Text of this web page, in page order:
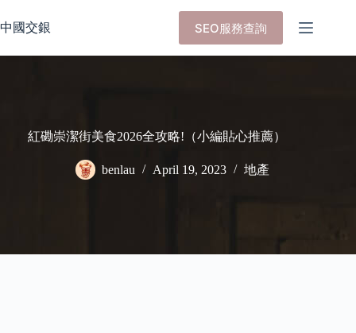
to
content
中國交銀 SEO服務查詢
紅磡崇潔街美食2026全攻略!（小編貼心推薦）
benlau April 19, 2023 地產